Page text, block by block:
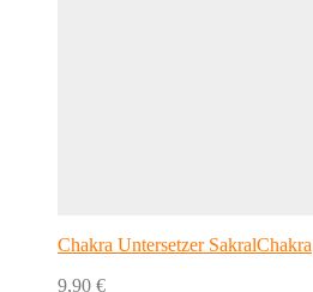
Chakra Untersetzer SakralChakra
9,90 €